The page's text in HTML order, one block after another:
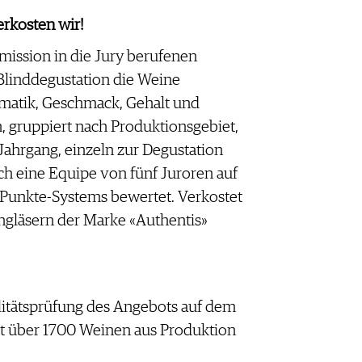
wir!
in die Jury berufenen
die Weine
Geschmack, Gehalt und
gruppiert nach Produktionsgebiet,
einzeln zur Degustation
eine Equipe von fünf Juroren auf
Systems bewertet. Verkostet
der Marke «Authentis»
des Angebots auf dem
1700 Weinen aus Produktion